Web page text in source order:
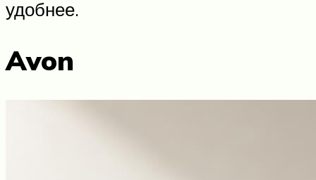
удобнее.
Avon